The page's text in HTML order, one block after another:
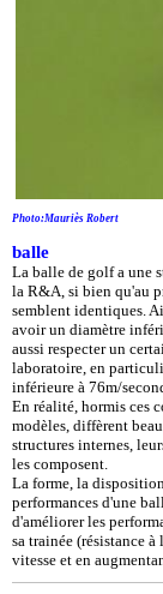
Photo:Mauriès Robert
balle
La balle de golf a une
la R&A, si bien qu'au
semblent identiques.
avoir un diamètre
aussi respecter un
laboratoire, en
inférieure à 76m/
En réalité, hormis ces
modèles, diffèrent
structures internes,
les composent.
La forme, la
performances d'une
d'améliorer les
sa trainée (résistance
vitesse et en